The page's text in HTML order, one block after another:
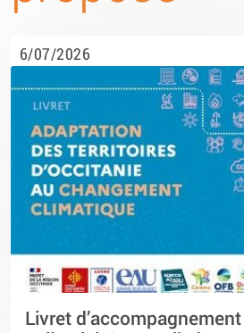
6/07/2026
Livret